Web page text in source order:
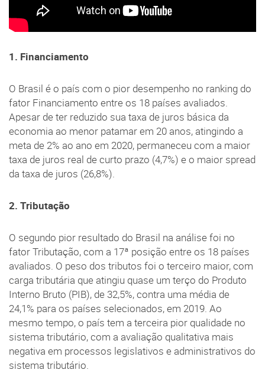
1. Financiamento
O Brasil é o país com o pior desempenho no ranking do
fator Financiamento entre os 18 países avaliados.
Apesar de ter reduzido sua taxa de juros básica da
economia ao menor patamar em 20 anos, atingindo a
meta de 2% ao ano em 2020, permaneceu com a maior
taxa de juros real de curto prazo (4,7%) e o maior spread
da taxa de juros (26,8%).
2. Tributação
O segundo pior resultado do Brasil na análise foi no
fator Tributação, com a 17ª posição entre os 18 países
avaliados. O peso dos tributos foi o terceiro maior, com
carga tributária que atingiu quase um terço do Produto
Interno Bruto (PIB), de 32,5%, contra uma média de
24,1% para os países selecionados, em 2019. Ao
mesmo tempo, o país tem a terceira pior qualidade no
sistema tributário, com a avaliação qualitativa mais
negativa em processos legislativos e administrativos do
sistema tributário.